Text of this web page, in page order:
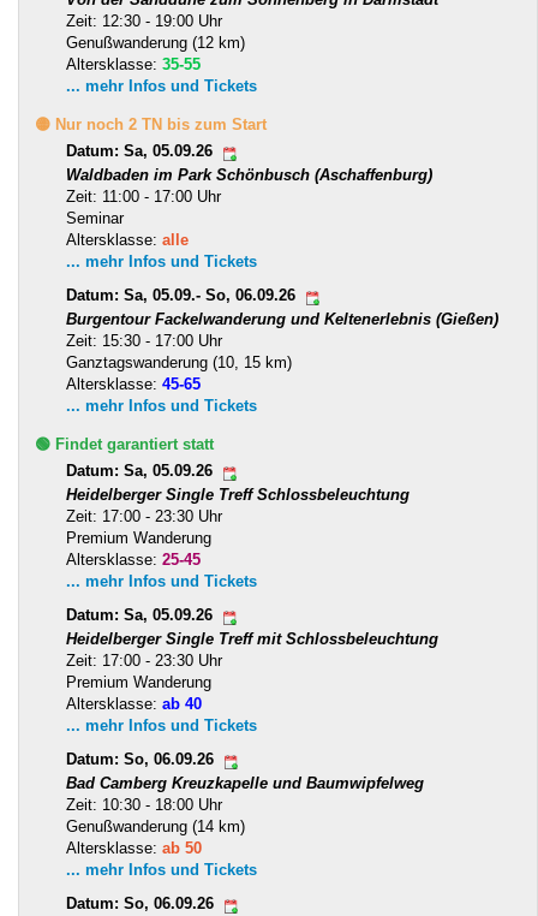
Zeit: 12:30 - 19:00 Uhr
Genußwanderung (12 km)
Altersklasse: 35-55
... mehr Infos und Tickets
🟡 Nur noch 2 TN bis zum Start
Datum: Sa, 05.09.26
Waldbaden im Park Schönbusch (Aschaffenburg)
Zeit: 11:00 - 17:00 Uhr
Seminar
Altersklasse: alle
... mehr Infos und Tickets
Datum: Sa, 05.09.- So, 06.09.26
Burgentour Fackelwanderung und Keltenerlebnis (Gießen)
Zeit: 15:30 - 17:00 Uhr
Ganztagswanderung (10, 15 km)
Altersklasse: 45-65
... mehr Infos und Tickets
🟢 Findet garantiert statt
Datum: Sa, 05.09.26
Heidelberger Single Treff Schlossbeleuchtung
Zeit: 17:00 - 23:30 Uhr
Premium Wanderung
Altersklasse: 25-45
... mehr Infos und Tickets
Datum: Sa, 05.09.26
Heidelberger Single Treff mit Schlossbeleuchtung
Zeit: 17:00 - 23:30 Uhr
Premium Wanderung
Altersklasse: ab 40
... mehr Infos und Tickets
Datum: So, 06.09.26
Bad Camberg Kreuzkapelle und Baumwipfelweg
Zeit: 10:30 - 18:00 Uhr
Genußwanderung (14 km)
Altersklasse: ab 50
... mehr Infos und Tickets
Datum: So, 06.09.26